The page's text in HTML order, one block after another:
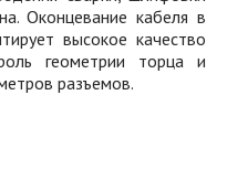
Оконцевание кабеля в
высокое качество
геометрии торца и
разъемов.